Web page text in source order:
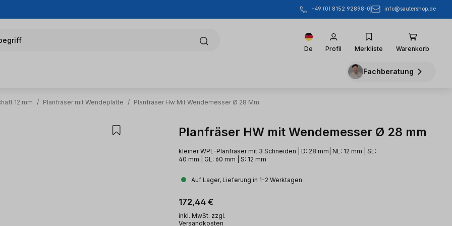
+49 (0) 8152 92898-0 info@sautershop.de
De Profil Merkliste Warenkorb
Fachberatung
12 mm / Planfräser mit Wendeplatte / Planfräser Hw Mit Wendemesser Ø 28 Mm
Planfräser HW mit Wendemesser Ø 28 mm
kleiner WPL-Planfräser mit 3 Schneiden | D: 28 mm| NL: 12 mm | SL:
40 mm | GL: 60 mm | S: 12 mm
Auf Lager, Lieferung in 1-2 Werktagen
Regulärer Preis:
172,44 €
inkl. MwSt. zzgl.
Versandkosten